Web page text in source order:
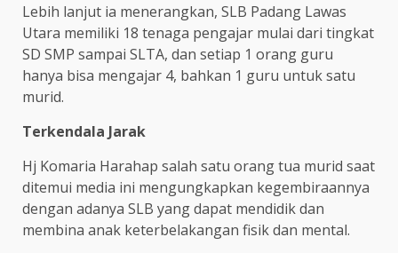
Lebih lanjut ia menerangkan, SLB Padang Lawas
Utara memiliki 18 tenaga pengajar mulai dari tingkat
SD SMP sampai SLTA, dan setiap 1 orang guru
hanya bisa mengajar 4, bahkan 1 guru untuk satu
murid.
Terkendala Jarak
Hj Komaria Harahap salah satu orang tua murid saat
ditemui media ini mengungkapkan kegembiraannya
dengan adanya SLB yang dapat mendidik dan
membina anak keterbelakangan fisik dan mental.